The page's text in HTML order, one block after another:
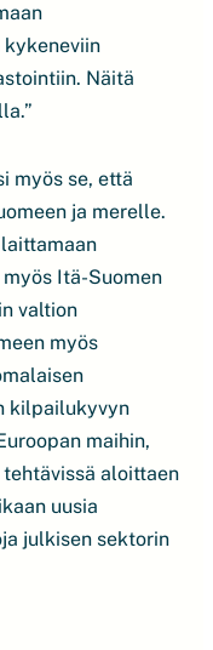
kykeneviin
Näitä
myös se, että
ja merelle.
Itä-Suomen
valtion
myös
kilpailukyvyn
maihin,
aloittaen
uusia
julkisen sektorin